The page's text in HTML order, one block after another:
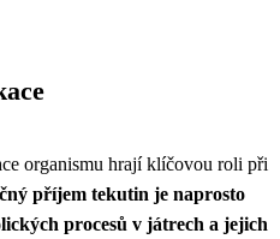
organismu hrají klíčovou roli při
příjem tekutin je naprosto
procesů v játrech a jejich